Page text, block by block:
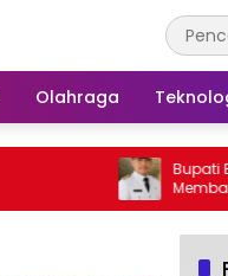
Olahraga
Bupati
Membakar
Barito